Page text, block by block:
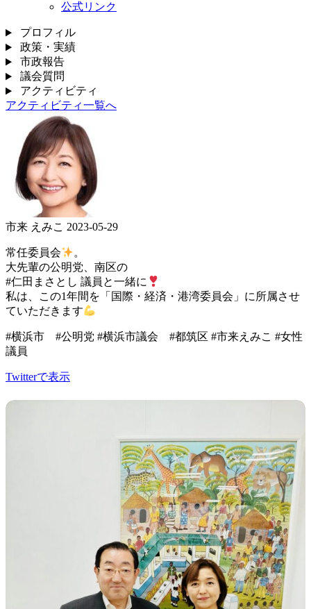
公式リンク
プロフィル
政策・実績
市政報告
議会質問
アクティビティ
アクティビティ一覧へ
市来 えみこ 2023-05-29
常任委員会
。
大先輩の公明党、南区の
#仁田まさとし 議員と一緒に
私は、この1年間を「国際・経済・港湾委員会」に所属させ
ていただきます
#横浜市 #公明党 #横浜市議会 #都筑区 #市来えみこ #女性
議員
Twitterで表示